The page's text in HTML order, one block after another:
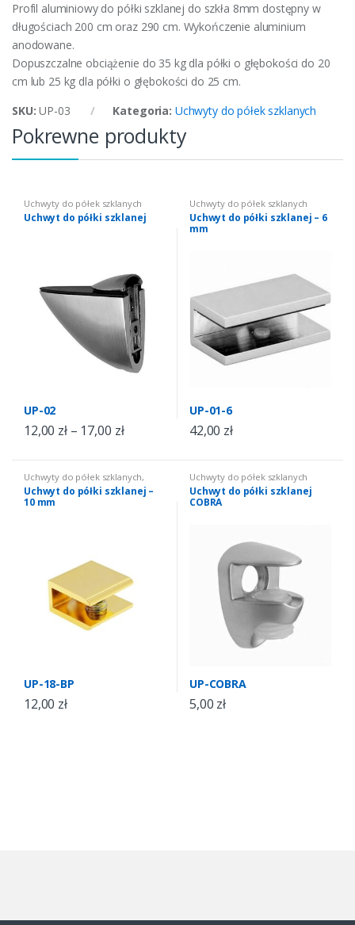
Profil aluminiowy do półki szklanej do szkła 8mm dostępny w
długościach 200 cm oraz 290 cm. Wykończenie aluminium
anodowane.
Dopuszczalne obciążenie do 35 kg dla półki o głębokości do 20
cm lub 25 kg dla półki o głębokości do 25 cm.
SKU:UP-03 Kategoria: Uchwyty do półek szklanych
Pokrewne produkty
Uchwyty do półek szklanych
Uchwyt do półki szklanej
UP-02
12,00 zł– 17,00 zł
Uchwyty do półek szklanych
Uchwyt do półki szklanej – 6
mm
UP-01-6
42,00 zł
Uchwyty do półek szklanych,
Uchwyty do półek szklanych
Uchwyt do półki szklanej –
10 mm
UP-18-BP
12,00 zł
Uchwyty do półek szklanych
Uchwyt do półki szklanej
COBRA
UP-COBRA
5,00 zł